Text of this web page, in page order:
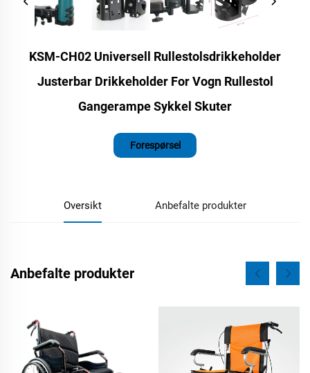
KSM-CH02 Universell Rullestolsdrikkeholder
Justerbar Drikkeholder For Vogn Rullestol
Gangerampe Sykkel Skuter
Forespørsel
Oversikt Anbefalte produkter
Anbefalte produkter